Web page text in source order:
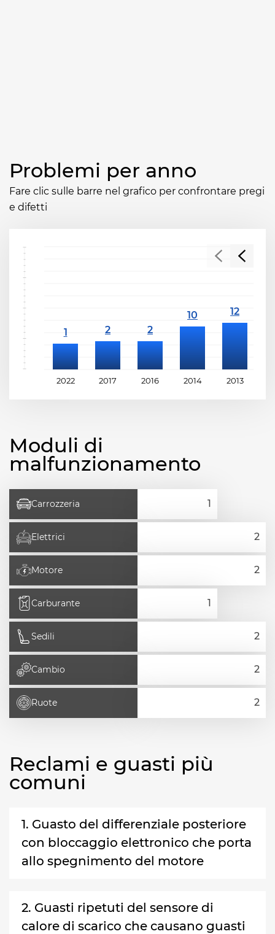
Problemi per anno
Fare clic sulle barre nel grafico per confrontare pregi
e difetti
2022 2017 2016 2014 2013
Moduli di
malfunzionamento
Carrozzeria
Elettrici
Motore
Carburante
Sedili
Cambio
Ruote
Reclami e guasti più
comuni
1. Guasto del differenziale posteriore
con bloccaggio elettronico che porta
allo spegnimento del motore
2. Guasti ripetuti del sensore di
calore di scarico che causano guasti